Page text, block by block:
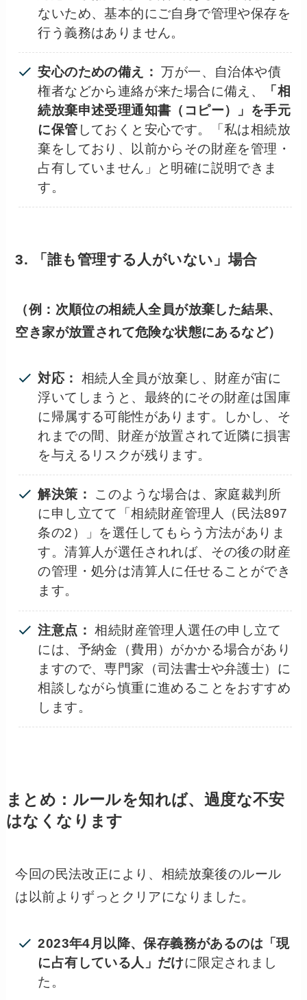
ないため、基本的にご自身で管理や保存を
行う義務はありません。
安心のための備え： 万が一、自治体や債
権者などから連絡が来た場合に備え、
「相
続放棄申述受理通知書（コピー）」を手元
に保管 しておくと安心です。「私は相続放
棄をしており、以前からその財産を管理・
占有していません」と明確に説明できま
す。
3. 「誰も管理する人がいない」場合
（例：次順位の相続人全員が放棄した結果、
空き家が放置されて危険な状態にあるなど）
対応：
相続人全員が放棄し、財産が宙に
浮いてしまうと、最終的にその財産は国庫
に帰属する可能性があります。しかし、そ
れまでの間、財産が放置されて近隣に損害
を与えるリスクが残ります。
解決策：
このような場合は、家庭裁判所
に申し立てて「相続財産管理人（民法897
条の2）」を選任してもらう方法がありま
す。清算人が選任されれば、その後の財産
の管理・処分は清算人に任せることができ
ます。
注意点： 相続財産管理人選任の申し立て
には、予納金（費用）がかかる場合があり
ますので、専門家（司法書士や弁護士）に
相談しながら慎重に進めることをおすすめ
します。
まとめ：ルールを知れば、過度な不安
はなくなります
今回の民法改正により、相続放棄後のルール
は以前よりずっとクリアになりました。
2023年4月以降、保存義務があるのは「現
に占有している人」だけに限定されまし
た。